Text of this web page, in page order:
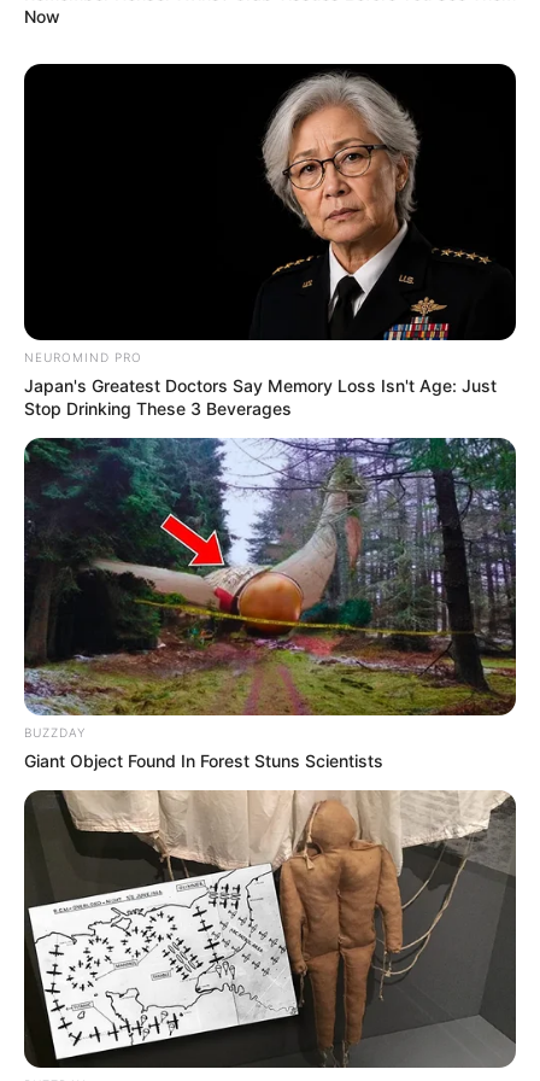
Nyaman banget, 10
Potret Kantor Ebay yang
Penuh Warna
Kesan Santai, 9 Potret
Kantor OLX yang Punya
Banyak Spot Jendela
Besar
10 Penampakan Kantor
Foursquare yang
Dominan dengan Kayu
Now
NEUROMIND PRO
Japan's Greatest Doctors Say Memory Loss Isn't Age: Just
Stop Drinking These 3 Beverages
BUZZDAY
Giant Object Found In Forest Stuns Scientists